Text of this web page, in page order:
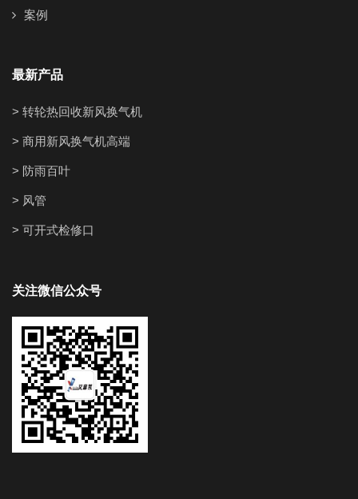
案例
最新产品
> 转轮热回收新风换气机
> 商用新风换气机高端
> 防雨百叶
> 风管
> 可开式检修口
关注微信公众号